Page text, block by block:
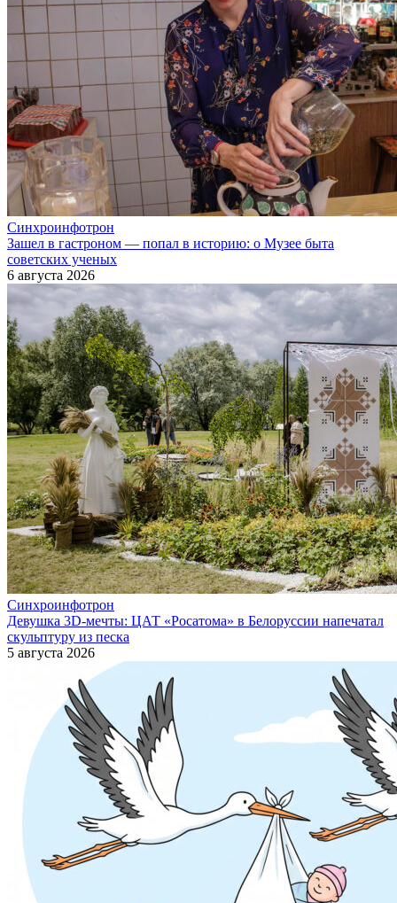
Синхроинфотрон
Зашел в гастроном — попал в историю: о Музее быта
советских ученых
6 августа 2026
Синхроинфотрон
Девушка 3D-мечты: ЦАТ «Росатома» в Белоруссии напечатал
скульптуру из песка
5 августа 2026